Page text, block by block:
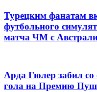
Турецким фанатам
футбольного
матча ЧМ с
Арда Гюлер забил со
гола на Премию